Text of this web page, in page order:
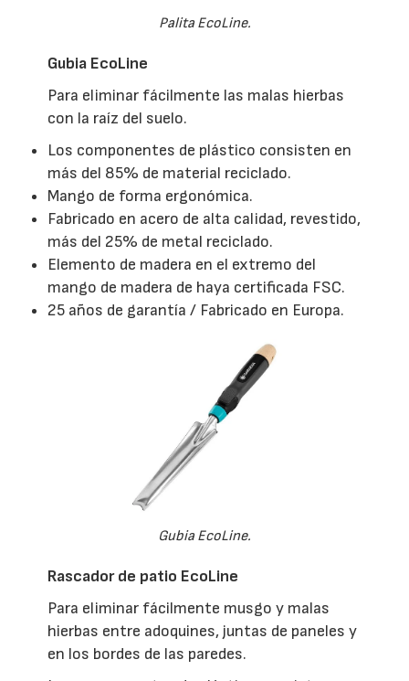
Palita EcoLine.
Gubia EcoLine
Para eliminar fácilmente las malas hierbas
con la raíz del suelo.
Los componentes de plástico consisten en
más del 85% de material reciclado.
Mango de forma ergonómica.
Fabricado en acero de alta calidad, revestido,
más del 25% de metal reciclado.
Elemento de madera en el extremo del
mango de madera de haya certificada FSC.
25 años de garantía / Fabricado en Europa.
Gubia EcoLine.
Rascador de patio EcoLine
Para eliminar fácilmente musgo y malas
hierbas entre adoquines, juntas de paneles y
en los bordes de las paredes.